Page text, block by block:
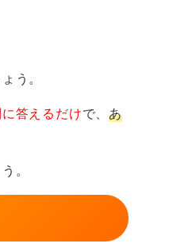
ョン力を磨く
的に構築する
う。
答えるだけで、あ
。